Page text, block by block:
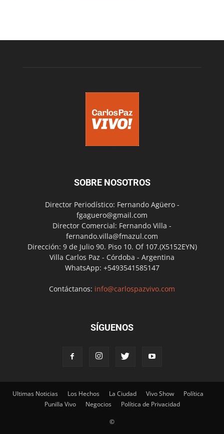
SOBRE NOSOTROS
Director Periodístico: Fernando Agüero -
fgaguero@gmail.com
Director Comercial: Fernando Villa -
fernando.villa@fmazul.com
Dirección: 9 de Julio 90. Piso 10. Of 107.(X5152EYN)
Villa Carlos Paz - Córdoba - Argentina
WhatsApp: +5493541585147
Contáctanos: info@carlospazvivo.com
SÍGUENOS
Ultimas Noticias Los Hechos La Ciudad Vivo Show
Política
Punilla Vivo
Negocios Política de Privacidad
©